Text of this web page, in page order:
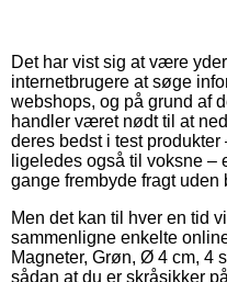
Det har vist sig at være
internetbrugere at søge
webshops, og på grund af
handler været nødt til at
deres bedst i test
ligeledes også til voksne –
gange frembyde fragt uden
Men det kan til hver en tid
sammenligne enkelte
Magneter, Grøn, Ø 4 cm, 4
sådan at du er skråsikker